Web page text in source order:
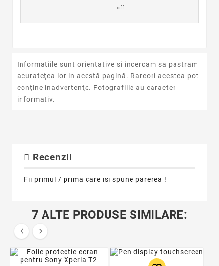
off
Informatiile sunt orientative si incercam sa pastram
acurateţea lor in acestă pagină. Rareori acestea pot
conţine inadvertenţe. Fotografiile au caracter
informativ.
Recenzii
Fii primul / prima care isi spune parerea !
7 ALTE PRODUSE SIMILARE:
 